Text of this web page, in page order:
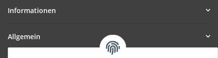
Informationen
Allgemein